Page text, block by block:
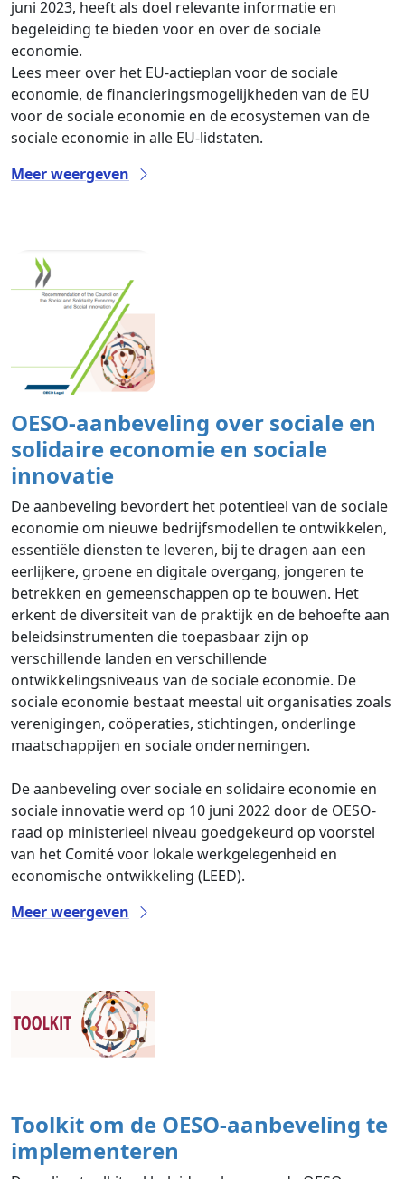
juni 2023, heeft als doel relevante informatie en
begeleiding te bieden voor en over de sociale
economie.
Lees meer over het EU-actieplan voor de sociale
economie, de financieringsmogelijkheden van de EU
voor de sociale economie en de ecosystemen van de
sociale economie in alle EU-lidstaten.
Meer weergeven
OESO-aanbeveling over sociale en
solidaire economie en sociale
innovatie
De aanbeveling bevordert het potentieel van de sociale
economie om nieuwe bedrijfsmodellen te ontwikkelen,
essentiële diensten te leveren, bij te dragen aan een
eerlijkere, groene en digitale overgang, jongeren te
betrekken en gemeenschappen op te bouwen. Het
erkent de diversiteit van de praktijk en de behoefte aan
beleidsinstrumenten die toepasbaar zijn op
verschillende landen en verschillende
ontwikkelingsniveaus van de sociale economie. De
sociale economie bestaat meestal uit organisaties zoals
verenigingen, coöperaties, stichtingen, onderlinge
maatschappijen en sociale ondernemingen.
De aanbeveling over sociale en solidaire economie en
sociale innovatie werd op 10 juni 2022 door de OESO-
raad op ministerieel niveau goedgekeurd op voorstel
van het Comité voor lokale werkgelegenheid en
economische ontwikkeling (LEED).
Meer weergeven
Toolkit om de OESO-aanbeveling te
implementeren